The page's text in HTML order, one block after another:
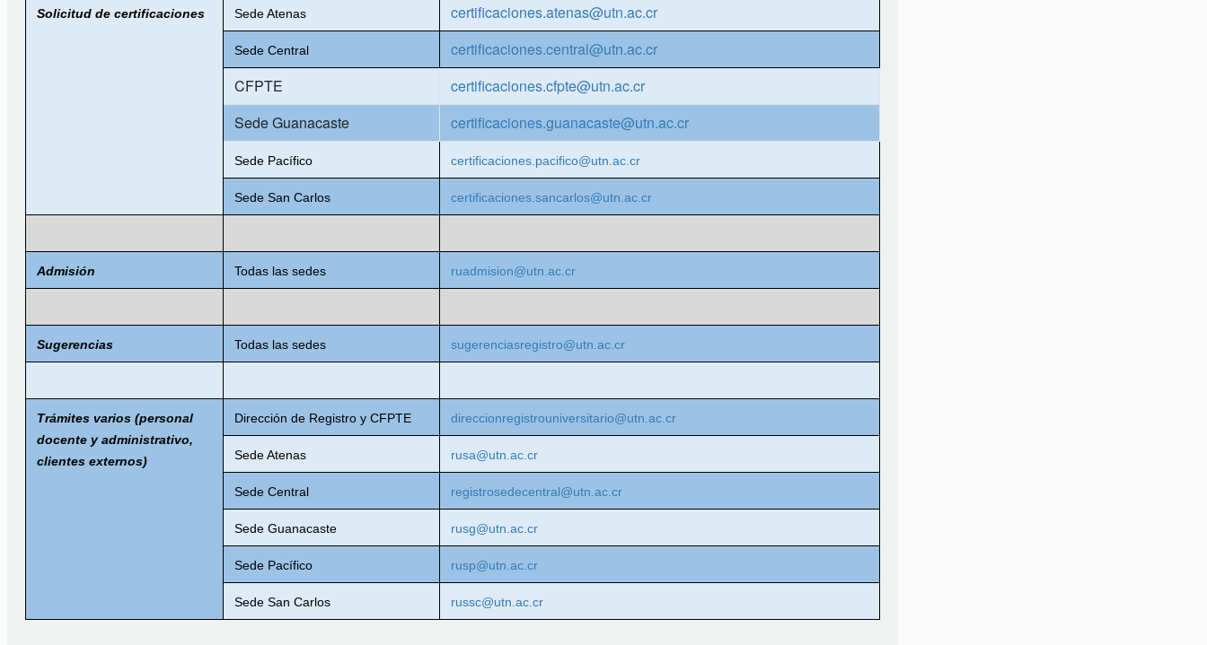
Solicitud de certificaciones Sede Atenas certificaciones.atenas@utn.ac.cr
Sede Central certificaciones.central@utn.ac.cr
CFPTE
certificaciones.cfpte@utn.ac.cr
Sede Guanacaste
certificaciones.guanacaste@utn.ac.cr
Sede Pacífico certificaciones.pacifico@utn.ac.cr
Sede San Carlos certificaciones.sancarlos@utn.ac.cr
Admisión Todas las sedes ruadmision@utn.ac.cr
Sugerencias Todas las sedes sugerenciasregistro@utn.ac.cr
Trámites varios (personal
docente y administrativo,
clientes externos)
Dirección de Registro y CFPTE direccionregistrouniversitario@utn.ac.cr
Sede Atenas rusa@utn.ac.cr
Sede Central registrosedecentral@utn.ac.cr
Sede Guanacaste rusg@utn.ac.cr
Sede Pacífico rusp@utn.ac.cr
Sede San Carlos russc@utn.ac.cr